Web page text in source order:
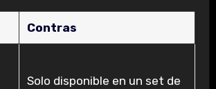
Contras
Solo disponible en un set de